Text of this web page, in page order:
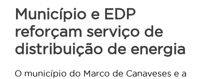
Município e EDP
reforçam serviço de
distribuição de energia
O município do Marco de Canaveses e a